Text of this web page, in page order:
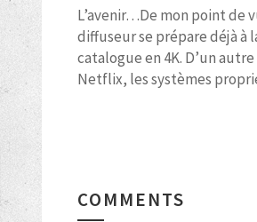
L’avenir…De mon point de
diffuseur se prépare déjà à
catalogue en 4K. D’un
Netflix, les systèmes
COMMENTS